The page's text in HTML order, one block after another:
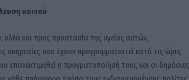
κοινού
και προς προστασία της υγείας αυτών,
υπηρεσίες που έχουν προγραμματιστεί κατά τις ώρες
επανεκτιμηθεί η πραγματοποίησή τους και οι δημόσιες